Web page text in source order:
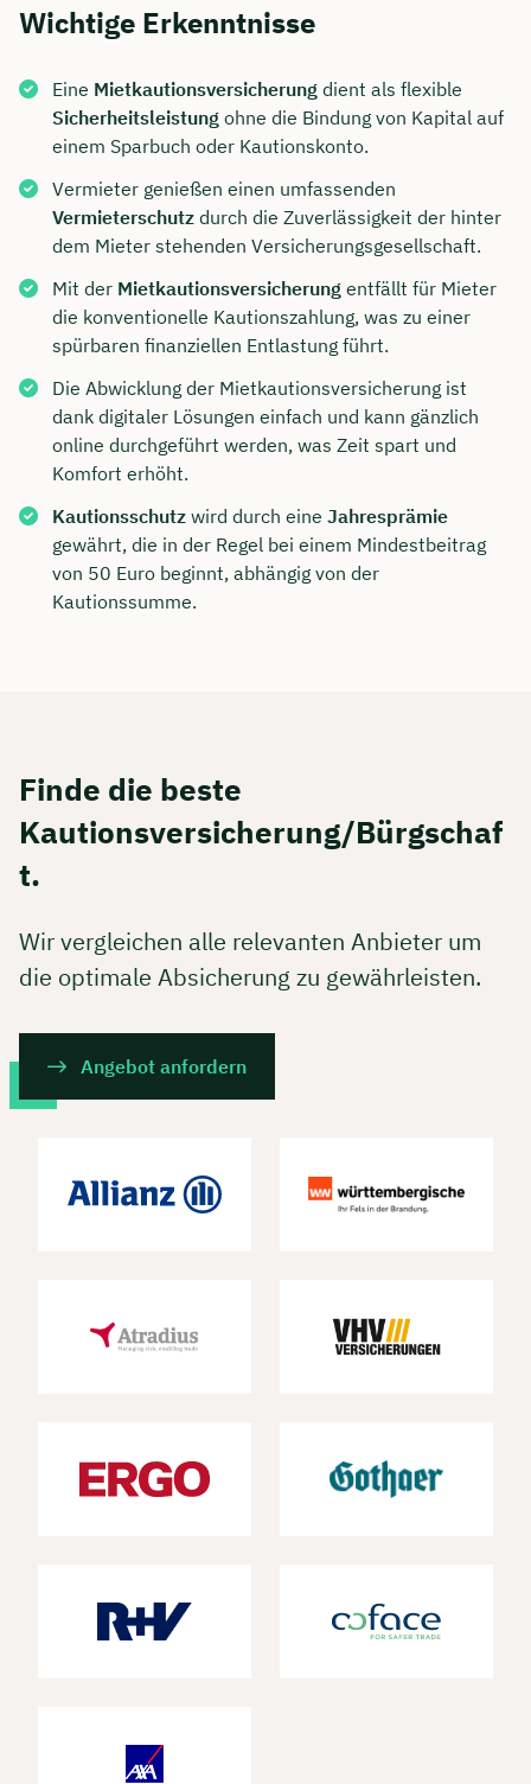
Wichtige Erkenntnisse
Eine Mietkautionsversicherung dient als flexible
Sicherheitsleistung ohne die Bindung von Kapital auf
einem Sparbuch oder Kautionskonto.
Vermieter genießen einen umfassenden
Vermieterschutz durch die Zuverlässigkeit der hinter
dem Mieter stehenden Versicherungsgesellschaft.
Mit der Mietkautionsversicherung entfällt für Mieter
die konventionelle Kautionszahlung, was zu einer
spürbaren finanziellen Entlastung führt.
Die Abwicklung der Mietkautionsversicherung ist
dank digitaler Lösungen einfach und kann gänzlich
online durchgeführt werden, was Zeit spart und
Komfort erhöht.
Kautionsschutz wird durch eine Jahresprämie
gewährt, die in der Regel bei einem Mindestbeitrag
von 50 Euro beginnt, abhängig von der
Kautionssumme.
Finde die beste
Kautionsversicherung/Bürgschaf
t.
Wir vergleichen alle relevanten Anbieter um
die optimale Absicherung zu gewährleisten.
Angebot anfordern